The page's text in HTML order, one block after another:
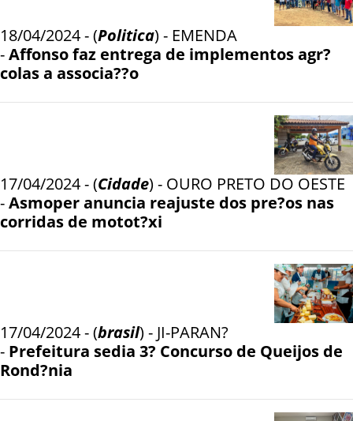
18/04/2024 - (Politica) - EMENDA
-Affonso faz entrega de implementos agr?
colas a associa??o
17/04/2024 - (Cidade) - OURO PRETO DO OESTE
-Asmoper anuncia reajuste dos pre?os nas
corridas de motot?xi
17/04/2024 - (brasil) - JI-PARAN?
- Prefeitura sedia 3? Concurso de Queijos de
Rond?nia